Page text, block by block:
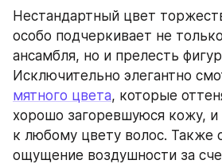
Нестандартный цвет
особо подчеркивает не
ансамбля, но и прелесть
Исключительно элегантно
мятного цвета, которые
хорошо загоревшуюся кожу, и
к любому цвету волос. Также
ощущение воздушности за